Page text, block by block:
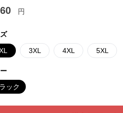
円
3XL 4XL 5XL
ック